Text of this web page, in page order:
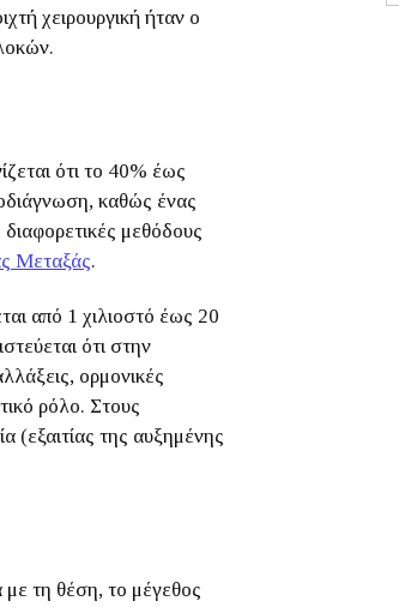
χειρουργική ήταν ο
ότι το 40% έως
καθώς ένας
μεθόδους
Μεταξάς.
από 1 χιλιοστό έως 20
ότι στην
ορμονικές
ρόλο. Στους
(εξαιτίας της αυξημένης
τη θέση, το μέγεθος